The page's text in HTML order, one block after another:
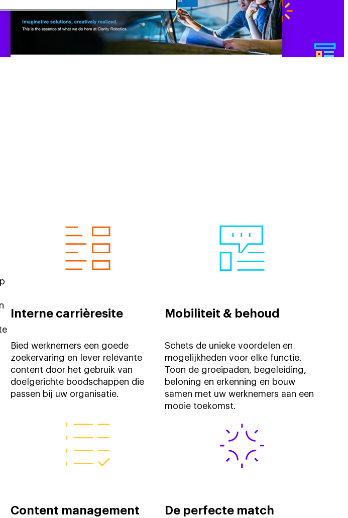
Interne carrièresite
Bied werknemers een goede
zoekervaring en lever relevante
content door het gebruik van
doelgerichte boodschappen die
passen bij uw organisatie.
Mobiliteit & behoud
Schets de unieke voordelen en
mogelijkheden voor elke functie.
Toon de groeipaden, begeleiding,
beloning en erkenning en bouw
samen met uw werknemers aan een
mooie toekomst.
Content management De perfecte match